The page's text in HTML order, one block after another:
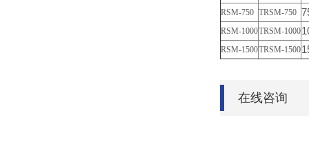
RSM-750 TRSM-750
RSM-1000TRSM-1000
RSM-1500TRSM-1500
在线咨询